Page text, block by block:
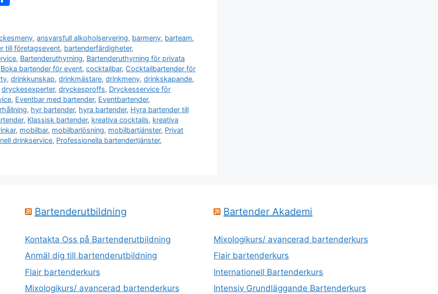
,ansvarsfull alkoholservering, barmeny, barteam,
till företagsevent, bartenderfärdigheter,
, Bartenderuthyrning, Bartenderuthyrning för privata
Boka bartender för event, cocktailbar, Cocktailbartender för
, drinkkunskap, drinkmästare, drinkmeny, drinkskapande,
dryckesexperter, dryckesproffs, Dryckesservice för
, Eventbar med bartender, Eventbartender,
, hyr bartender, hyra bartender, Hyra bartender till
, Klassisk bartender, kreativa cocktails, kreativa
, mobilbar, mobilbarlösning, mobilbartjänster, Privat
drinkservice, Professionella bartendertjänster,
Bartenderutbildning
Kontakta Oss på Bartenderutbildning
Anmäl dig till bartenderutbildning
Flair bartenderkurs
Mixologikurs/ avancerad bartenderkurs
Bartender Akademi
Mixologikurs/ avancerad bartenderkurs
Flair bartenderkurs
Internationell Bartenderkurs​
Intensiv Grundläggande Bartenderkurs